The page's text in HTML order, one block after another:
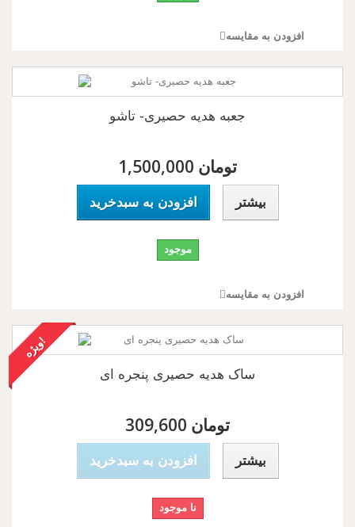
افزودن به مقایسه
جعبه هدیه حصیری- تاشو
1,500,000 تومان
افزودن به سبدخرید بیشتر
موجود
افزودن به مقایسه
و
ی
ژ
ه
!
ساک هدیه حصیری پنجره ای
309,600 تومان
افزودن به سبدخرید بیشتر
نا موجود